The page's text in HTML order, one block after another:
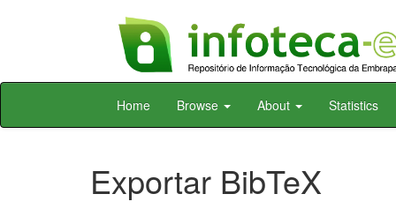
Skip
Home Browse About Statistics
Exportar BibTeX